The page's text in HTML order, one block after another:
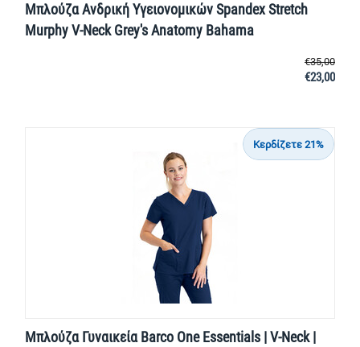
Μπλούζα Ανδρική Υγειονομικών Spandex Stretch
Murphy V-Neck Grey's Anatomy Bahama
€35,00
€23,00
Κερδίζετε 21%
Μπλούζα Γυναικεία Barco One Essentials | V-Neck |